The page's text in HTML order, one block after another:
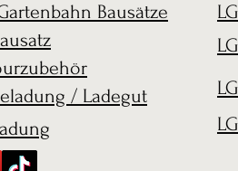
Bausätze
/ Ladegut